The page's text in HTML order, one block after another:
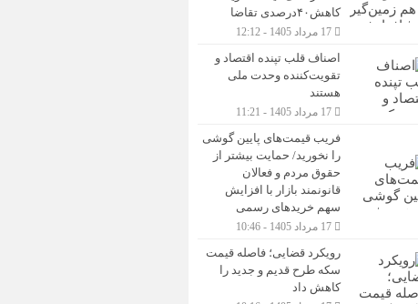
کاهش۴۰درصدی تقاضا
اصناف قلب تپنده اقتصاد و
تقویت‌کننده وحدت ملی
هستند
فریب قیمت‌های پایین گوشی
را نخورید/ حمایت بیشتر از
حقوق مردم و فعالان
قانونمند بازار با افزایش
سهم خریدهای رسمی
رویکرد قضایی؛ فاصله قیمت
سکه طرح قدیم و جدید را
کاهش داد